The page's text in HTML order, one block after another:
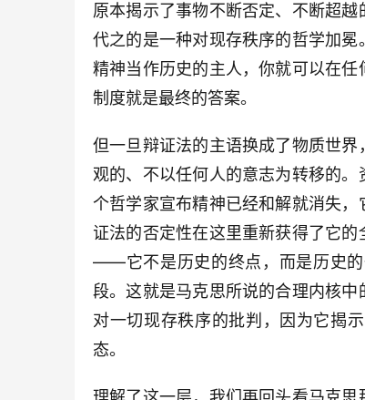
原本揭示了事物不断否定、不断超
代之的是一种对现存秩序的哲学加
精神当作历史的主人，你就可以在
制度就是最终的答案。
但一旦辩证法的主语换成了物质世
观的、不以任何人的意志为转移的
个哲学家宣布精神已经和解就消失
证法的否定性在这里重新获得了它
——它不是历史的终点，而是历史的
段。这就是马克思所说的合理内核
对一切现存秩序的批判，因为它揭
态。